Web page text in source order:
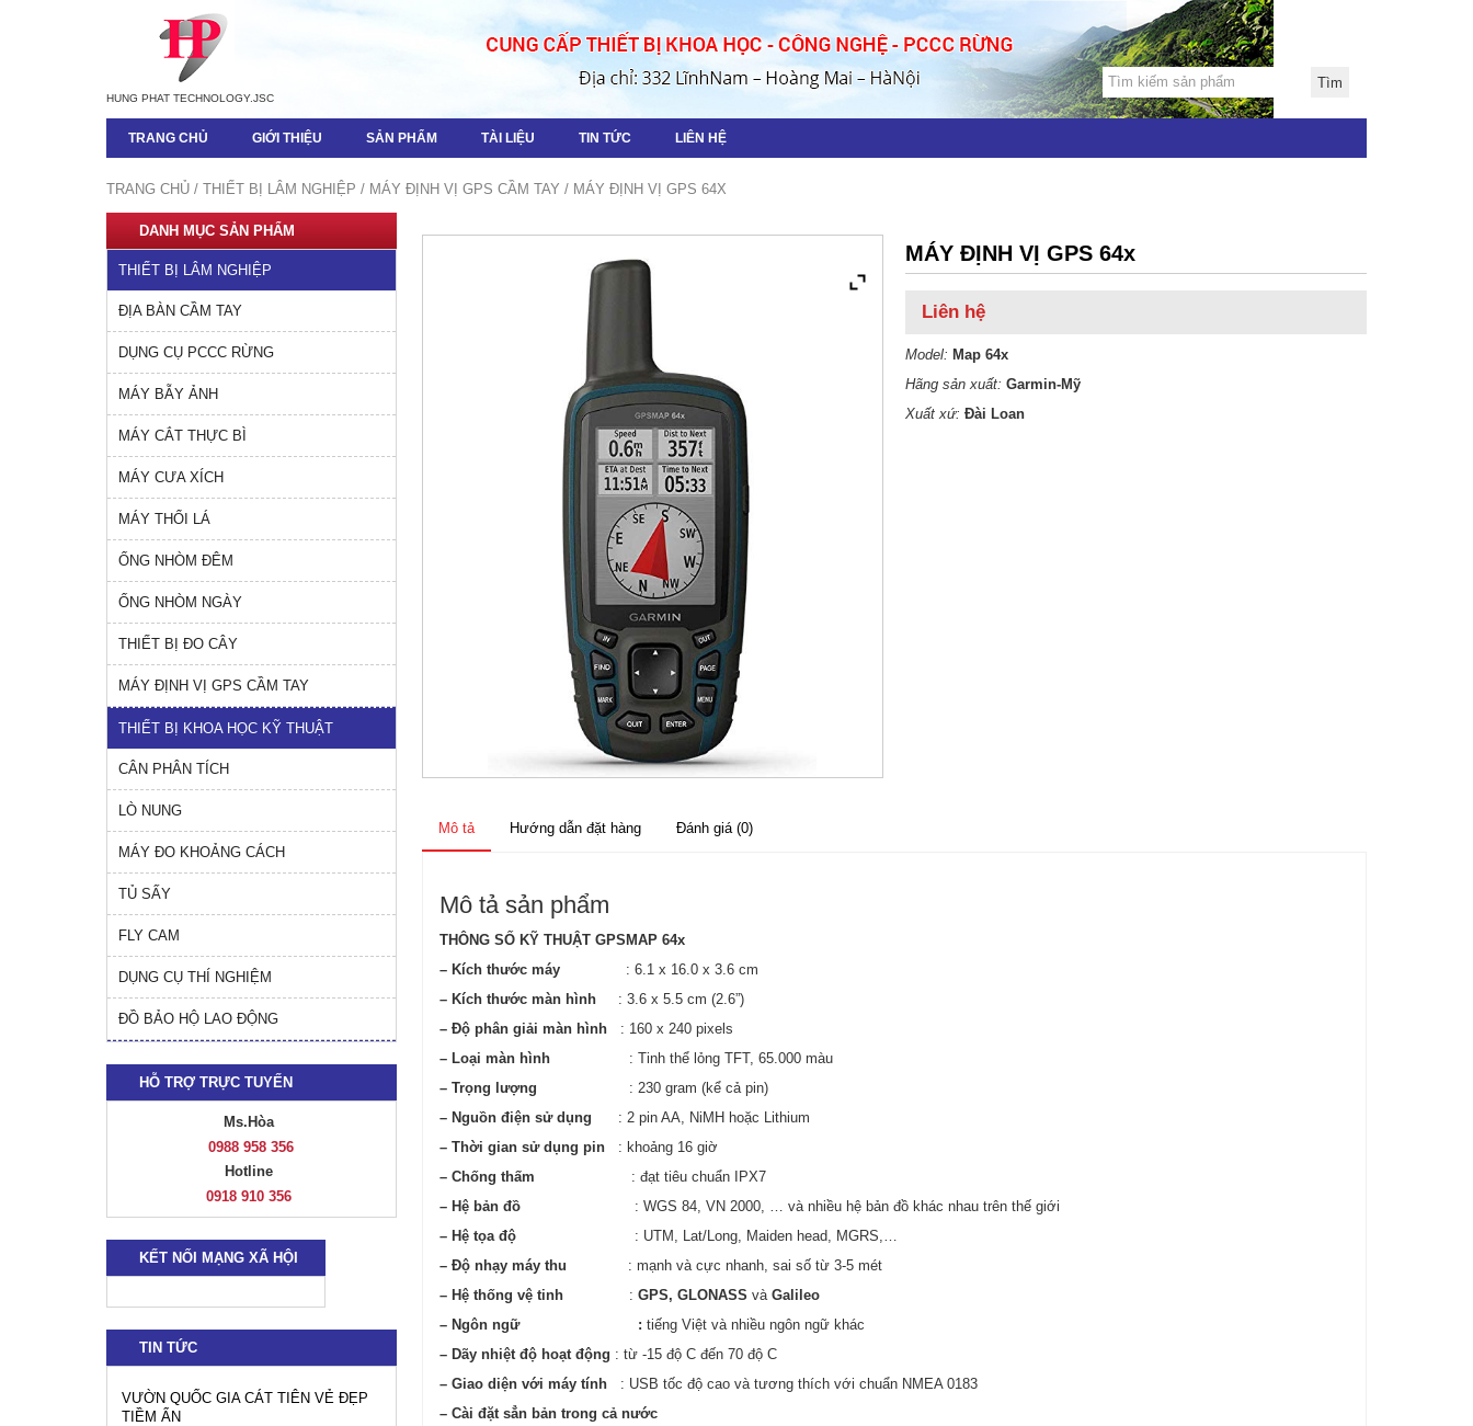
HUNG PHAT TECHNOLOGY.JSC
TRANG CHỦ GIỚI THIỆU SẢN PHẨM TÀI LIỆU TIN TỨC LIÊN HỆ
TRANG CHỦ / THIẾT BỊ LÂM NGHIỆP / MÁY ĐỊNH VỊ GPS CẦM TAY / MÁY ĐỊNH VỊ GPS 64X
DANH MỤC SẢN PHẨM
THIẾT BỊ LÂM NGHIỆP
ĐỊA BÀN CẦM TAY
DỤNG CỤ PCCC RỪNG
MÁY BẪY ẢNH
MÁY CẮT THỰC BÌ
MÁY CƯA XÍCH
MÁY THỔI LÁ
ỐNG NHÒM ĐÊM
ỐNG NHÒM NGÀY
THIẾT BỊ ĐO CÂY
MÁY ĐỊNH VỊ GPS CẦM TAY
THIẾT BỊ KHOA HỌC KỸ THUẬT
CÂN PHÂN TÍCH
LÒ NUNG
MÁY ĐO KHOẢNG CÁCH
TỦ SẤY
FLY CAM
DỤNG CỤ THÍ NGHIỆM
ĐỒ BẢO HỘ LAO ĐỘNG
HỖ TRỢ TRỰC TUYẾN
Ms.Hòa
0988 958 356
Hotline
0918 910 356
KẾT NỐI MẠNG XÃ HỘI
TIN TỨC
VƯỜN QUỐC GIA CÁT TIÊN VẺ ĐẸP
TIỀM ẨN
MÁY ĐỊNH VỊ GPS 64x
Liên hệ
Model: Map 64x
Hãng sản xuất: Garmin-Mỹ
Xuất xứ: Đài Loan
Mô tả Hướng dẫn đặt hàng Đánh giá (0)
Mô tả sản phẩm
THÔNG SỐ KỸ THUẬT GPSMAP 64x
– Kích thước máy: 6.1 x 16.0 x 3.6 cm
– Kích thước màn hình: 3.6 x 5.5 cm (2.6”)
– Độ phân giải màn hình: 160 x 240 pixels
– Loại màn hình: Tinh thể lỏng TFT, 65.000 màu
– Trọng lượng : 230 gram (kể cả pin)
– Nguồn điện sử dụng : 2 pin AA, NiMH hoặc Lithium
– Thời gian sử dụng pin: khoảng 16 giờ
– Chống thấm : đạt tiêu chuẩn IPX7
– Hệ bản đồ : WGS 84, VN 2000, … và nhiều hệ bản đồ khác nhau trên thế giới
– Hệ tọa độ : UTM, Lat/Long, Maiden head, MGRS,…
– Độ nhạy máy thu : mạnh và cực nhanh, sai số từ 3-5 mét
– Hệ thống vệ tinh: GPS, GLONASS và Galileo
– Ngôn ngữ : tiếng Việt và nhiều ngôn ngữ khác
– Dãy nhiệt độ hoạt động : từ -15 độ C đến 70 độ C
– Giao diện với máy tính: USB tốc độ cao và tương thích với chuẩn NMEA 0183
– Cài đặt sẳn bản trong cả nước